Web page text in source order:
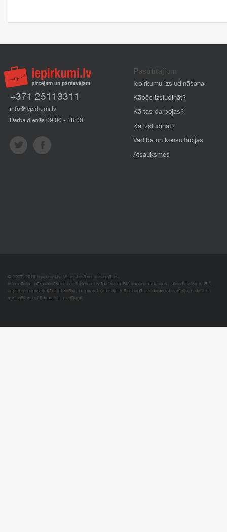
+371 25113311
info@iepirkumi.lv
Darba dienās 09:00 - 18:00
Pasūtītājiem
Iepirkumu izsludināšana
Kāpēc izsludināt?
Kā tas darbojas?
Kā izsludināt?
Vadība un konsultācijas
Atsauksmes
© 2007–2018 Iepirkumi.lv. Visas tiesības aizsargātas.
Informācijas pārpublicēšana bez iepirkumi.lv īpašnieka SIA Imperum atļaujas, stingri aizliegta. SIA
Imperum nenes nekādu atbildību, ja, pamatojoties uz mājas lapā atrodamo informāciju, radušies
materiāli vai citāda veida zaudējumi.